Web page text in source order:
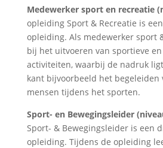
Medewerker sport en recreatie
opleiding Sport & Recreatie is
opleiding. Als medewerker sport
bij het uitvoeren van sportieve
activiteiten, waarbij de nadruk
kant bijvoorbeeld het begeleiden
mensen tijdens het sporten.
Sport- en Bewegingsleider
Sport- & Bewegingsleider is een
opleiding. Tijdens de opleiding